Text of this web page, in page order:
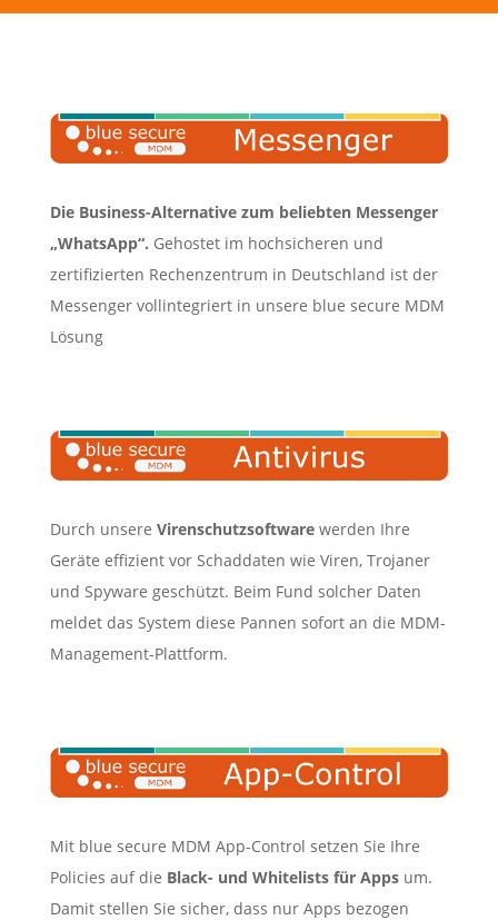
Die Business-Alternative zum beliebten Messenger
„WhatsApp“. Gehostet im hochsicheren und
zertifizierten Rechenzentrum in Deutschland ist der
Messenger vollintegriert in unsere blue secure MDM
Lösung
Durch unsere Virenschutzsoftwarewerden Ihre
Geräte effizient vor Schaddaten wie Viren, Trojaner
und Spyware geschützt. Beim Fund solcher Daten
meldet das System diese Pannen sofort an die MDM-
Management-Plattform.
Mit blue secure MDM App-Control setzen Sie Ihre
Policies auf die Black- und Whitelists für Appsum.
Damit stellen Sie sicher, dass nur Apps bezogen